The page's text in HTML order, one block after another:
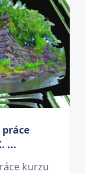
práce
...
kurzu